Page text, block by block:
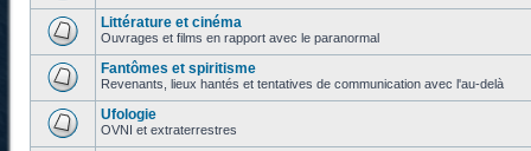
Littérature et cinéma
Ouvrages et films en rapport avec le paranormal
Fantômes et spiritisme
Revenants, lieux hantés et tentatives de communication avec l'au-delà
Ufologie
OVNI et extraterrestres